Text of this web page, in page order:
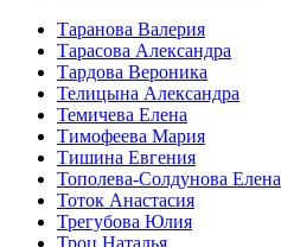
Таранова Валерия
Тарасова Александра
Тардова Вероника
Телицына Александра
Темичева Елена
Тимофеева Мария
Тишина Евгения
Тополева-Солдунова Елена
Тоток Анастасия
Трегубова Юлия
Троц Наталья